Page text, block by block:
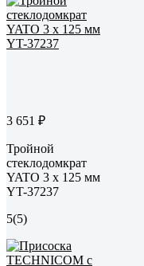
3 651 ₽
Тройной
стеклодомкрат
YATO 3 x 125 мм
YT-37237
5(5)